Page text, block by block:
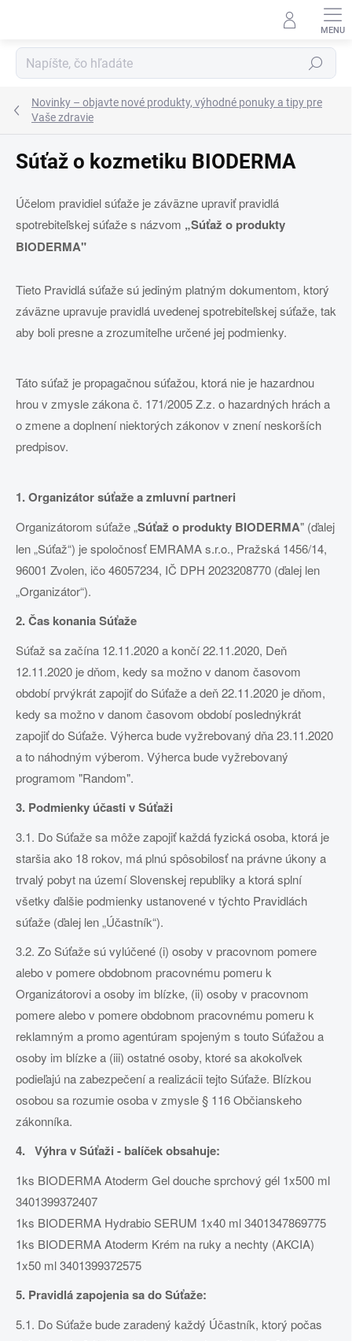
Hľadať
Novinky – objavte nové produkty, výhodné ponuky a tipy pre
Vaše zdravie
Súťaž o kozmetiku BIODERMA
Účelom pravidiel súťaže je záväzne upraviť pravidlá
spotrebiteľskej súťaže s názvom „Súťaž o produkty
BIODERMA"
Tieto Pravidlá súťaže sú jediným platným dokumentom, ktorý
záväzne upravuje pravidlá uvedenej spotrebiteľskej súťaže, tak
aby boli presne a zrozumiteľne určené jej podmienky.
Táto súťaž je propagačnou súťažou, ktorá nie je hazardnou
hrou v zmysle zákona č. 171/2005 Z.z. o hazardných hrách a
o zmene a doplnení niektorých zákonov v znení neskorších
predpisov.
1. Organizátor súťaže a zmluvní partneri
Organizátorom súťaže „Súťaž o produkty BIODERMA" (ďalej
len „Súťaž“) je spoločnosť EMRAMA s.r.o., Pražská 1456/14,
96001 Zvolen, ičo 46057234, IČ DPH 2023208770 (ďalej len
„Organizátor“).
2. Čas konania Súťaže
Súťaž sa začína 12.11.2020 a končí 22.11.2020, Deň
12.11.2020 je dňom, kedy sa možno v danom časovom
období prvýkrát zapojiť do Súťaže a deň 22.11.2020 je dňom,
kedy sa možno v danom časovom období poslednýkrát
zapojiť do Súťaže. Výherca bude vyžrebovaný dňa 23.11.2020
a to náhodným výberom. Výherca bude vyžrebovaný
programom "Random".
3. Podmienky účasti v Súťaži
3.1. Do Súťaže sa môže zapojiť každá fyzická osoba, ktorá je
staršia ako 18 rokov, má plnú spôsobilosť na právne úkony a
trvalý pobyt na území Slovenskej republiky a ktorá splní
všetky ďalšie podmienky ustanovené v týchto Pravidlách
súťaže (ďalej len „Účastník“).
3.2. Zo Súťaže sú vylúčené (i) osoby v pracovnom pomere
alebo v pomere obdobnom pracovnému pomeru k
Organizátorovi a osoby im blízke, (ii) osoby v pracovnom
pomere alebo v pomere obdobnom pracovnému pomeru k
reklamným a promo agentúram spojeným s touto Súťažou a
osoby im blízke a (iii) ostatné osoby, ktoré sa akokoľvek
podieľajú na zabezpečení a realizácii tejto Súťaže. Blízkou
osobou sa rozumie osoba v zmysle § 116 Občianskeho
zákonníka.
4. Výhra v Súťaži - balíček obsahuje:
1ks BIODERMA Atoderm Gel douche sprchový gél 1x500 ml
3401399372407
1ks BIODERMA Hydrabio SERUM 1x40 ml 3401347869775
1ks BIODERMA Atoderm Krém na ruky a nechty (AKCIA)
1x50 ml 3401399372575
5. Pravidlá zapojenia sa do Súťaže:
5.1. Do Súťaže bude zaradený každý Účastník, ktorý počas